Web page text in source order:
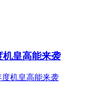
机皇高能来袭